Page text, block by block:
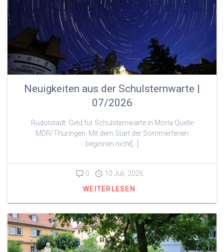
Neuigkeiten aus der Schulsternwarte |
07/2026
Rudolstadt: Geld für Schulsternwarte in Mörla Quelle
MDR/Thüringen: Mit dem Start der Sommerferien
beginnen nicht[…]
0
10 Juli, 2026
WEITERLESEN